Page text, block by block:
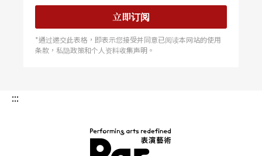
另外，阿布．拉葛发表的双人舞新作《水意》，与
妻子共同演出。场景除二块地毯，还有一四方水
塘。《水意》创作概念来自十一世纪波斯哲思，阿
亡将近等人生哲学。二名白衣舞者先以分离的距离
序的感受。二舞者分别进入舞台一侧的四方水塘，
立即订阅
*通过递交此表格，即表示您接受并同意已阅读本网站的使用
条款，私隐政策和个人资料收集声明。
:::